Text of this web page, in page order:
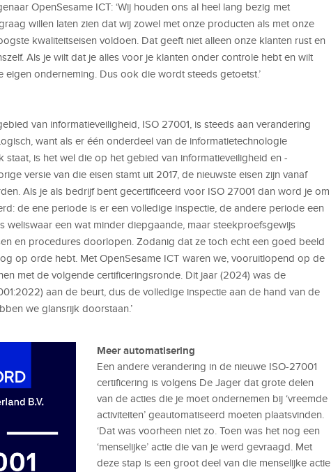
OpenSesame ICT: ‘Wij houden ons al heel lang bezig met
willen laten zien dat wij zowel met onze producten als met onze
kwaliteitseisen voldoen. Dat geeft niet alleen onze klanten rust en
Als je wilt dat je alles voor je klanten onder controle hebt en wilt
eigen onderneming. Dus ook die wordt steeds getoetst.’
van informatieveiligheid, ISO 27001, is steeds aan verandering
want als er één onderdeel van de informatietechnologie
is het wel die op het gebied van informatieveiligheid en -
versie van die eisen stamt uit 2017, de nieuwste eisen zijn vanaf
Als je als bedrijf bent gecertificeerd voor ISO 27001 dan word je om
de ene periode is er een volledige inspectie, de andere periode een
weliswaar een wat minder diepgaande, maar steekproefsgewijs
en procedures doorlopen. Zodanig dat ze toch echt een goed beeld
op orde hebt. Met OpenSesame ICT waren we, vooruitlopend op de
met de volgende certificeringsronde. Dit jaar (2024) was de
aan de beurt, dus de volledige inspectie aan de hand van de
we glansrijk doorstaan.’
Meer automatisering
Een andere verandering in de nieuwe ISO-27001
certificering is volgens De Jager dat grote delen
van de acties die je moet ondernemen bij ‘vreemde
activiteiten’ geautomatiseerd moeten plaatsvinden.
‘Dat was voorheen niet zo. Toen was het nog een
‘menselijke’ actie die van je werd gevraagd. Met
deze stap is een groot deel van die menselijke actie